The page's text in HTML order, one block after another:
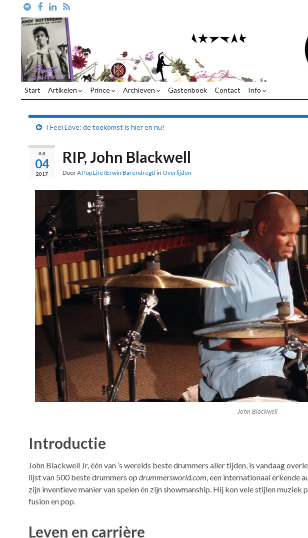
Start Artikelen Prince Archieven Gastenboek Contact Info
I Feel Love: de toekomst is hier en nu!
JUL
04
2017
RIP, John Blackwell
DoorA Pop Life (Erwin Barendregt) in Overlijden
John Blackwell
Introductie
John Blackwell Jr, één van ’s werelds beste drummers aller tijden, is vandaag
lijst van 500 beste drummers op drummersworld.com, een internationaal erkende
zijn inventieve manier van spelen én zijn showmanship. Hij kon vele stijlen
fusion en pop.
Leven en carrière